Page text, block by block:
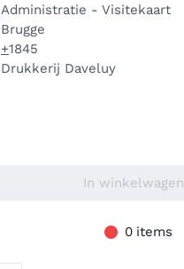
Administratie - Visitekaart
Brugge
+1845
Drukkerij Daveluy
In winkelwagen
0 items